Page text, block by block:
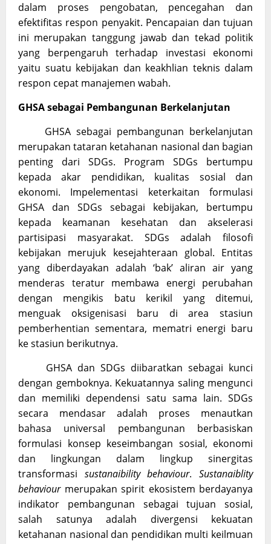
dalam proses pengobatan, pencegahan dan
efektifitas respon penyakit. Pencapaian dan tujuan
ini merupakan tanggung jawab dan tekad politik
yang berpengaruh terhadap investasi ekonomi
yaitu suatu kebijakan dan keakhlian teknis dalam
respon cepat manajemen wabah.
GHSA sebagai Pembangunan Berkelanjutan
GHSA sebagai pembangunan berkelanjutan
merupakan tataran ketahanan nasional dan bagian
penting dari SDGs. Program SDGs bertumpu
kepada akar pendidikan, kualitas sosial dan
ekonomi. Impelementasi keterkaitan formulasi
GHSA dan SDGs sebagai kebijakan, bertumpu
kepada keamanan kesehatan dan akselerasi
partisipasi masyarakat. SDGs adalah filosofi
kebijakan merujuk kesejahteraan global. Entitas
yang diberdayakan adalah ‘bak’ aliran air yang
menderas teratur membawa energi perubahan
dengan mengikis batu kerikil yang ditemui,
menguak oksigenisasi baru di area stasiun
pemberhentian sementara, mematri energi baru
ke stasiun berikutnya.
GHSA dan SDGs diibaratkan sebagai kunci
dengan gemboknya. Kekuatannya saling mengunci
dan memiliki dependensi satu sama lain. SDGs
secara mendasar adalah proses menautkan
bahasa universal pembangunan berbasiskan
formulasi konsep keseimbangan sosial, ekonomi
dan lingkungan dalam lingkup sinergitas
transformasi sustanaibility behaviour.Sustanaiblity
behaviour merupakan spirit ekosistem berdayanya
indikator pembangunan sebagai tujuan sosial,
salah satunya adalah divergensi kekuatan
ketahanan nasional dan pendidikan multi keilmuan